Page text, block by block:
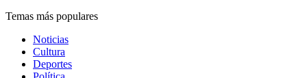
Temas más populares
Noticias
Cultura
Deportes